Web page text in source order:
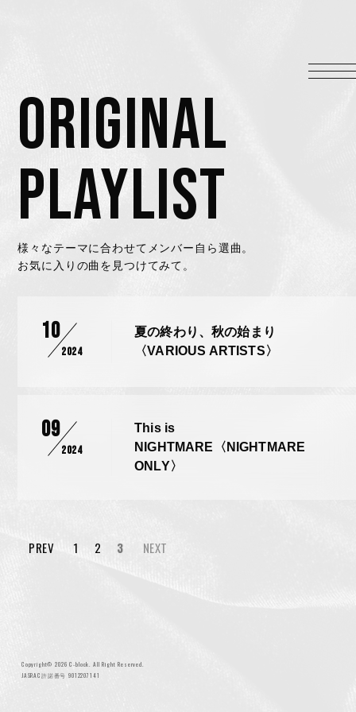
PROFILE
SCHEDULE
MUSIC VIDEO
LYRICS
GOODS
伊達漢
FAN CLUB INFORMATION
ORIGINAL
PLAYLIST
様々なテーマに合わせてメンバー自ら選曲。
お気に入りの曲を見つけてみて。
10
2024
夏の終わり、秋の始まり
〈VARIOUS ARTISTS〉
09
2024
This is
NIGHTMARE〈NIGHTMARE
ONLY〉
PREV 1 2 3 NEXT